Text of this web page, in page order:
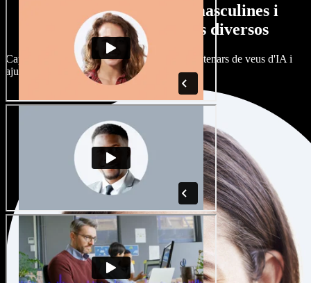
Gran varietat de veus masculines i
femenines amb accents diversos
Cap projecte ha de sonar igual. Tria entre centenars de veus d'IA i
ajusta'n l’accent.